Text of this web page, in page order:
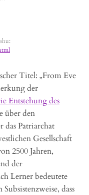
Titel: „From Eve
der
Entstehung des
über den
das Patriarchat
Gesellschaft
2500 Jahren,
der
Lerner bedeutete
dass